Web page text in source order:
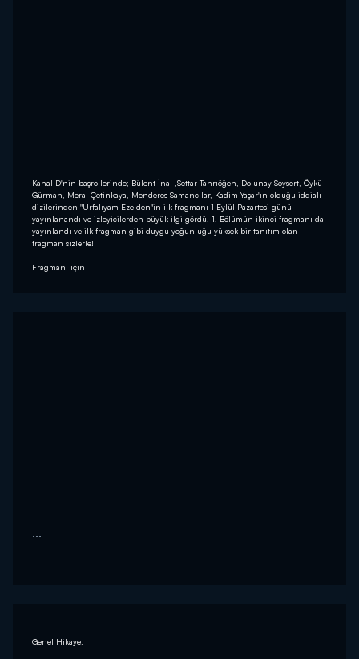
Kanal D'nin başrollerinde; Bülent İnal ,Settar Tanrıöğen, Dolunay Soysert, Öykü
Gürman, Meral Çetinkaya, Menderes Samancılar, Kadim Yaşar'ın olduğu iddialı
dizilerinden "Urfalıyam Ezelden"in ilk fragmanı 1 Eylül Pazartesi günü
yayınlanandı ve izleyicilerden büyük ilgi gördü. 1. Bölümün ikinci fragmanı da
yayınlandı ve ilk fragman gibi duygu yoğunluğu yüksek bir tanıtım olan
fragman sizlerle!
Fragmanı için
...
Genel Hikaye;